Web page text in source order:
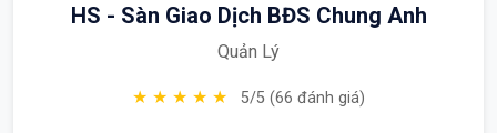
HS - Sàn Giao Dịch BĐS Chung Anh
Quản Lý
★ ★ ★ ★ ★ 5/5 (66 đánh giá)